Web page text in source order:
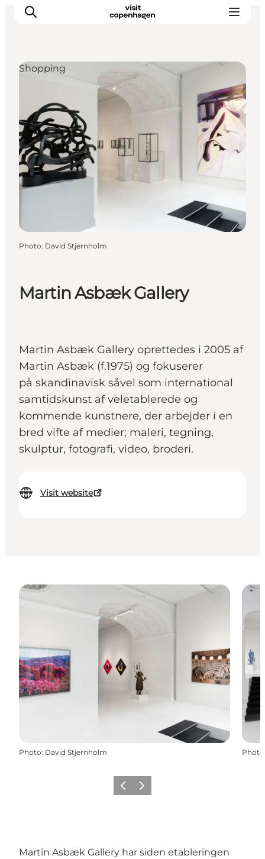
Aktiviteter
Mat och dryck
Planera din resa
Martin Asbæk Gallery
Martin Asbæk Gallery oprettedes i 2005 af
Martin Asbæk (f.1975) og fokuserer
på skandinavisk såvel som international
samtidskunst af veletablerede og
kommende kunstnere, der arbejder i en
bred vifte af medier; maleri, tegning,
skulptur, fotografi, video, broderi.
Visit website
Shopping
Photo: David Stjernholm
Photo: David Stjernholm Photo
Previous
Next
Martin Asbæk Gallery har siden etableringen